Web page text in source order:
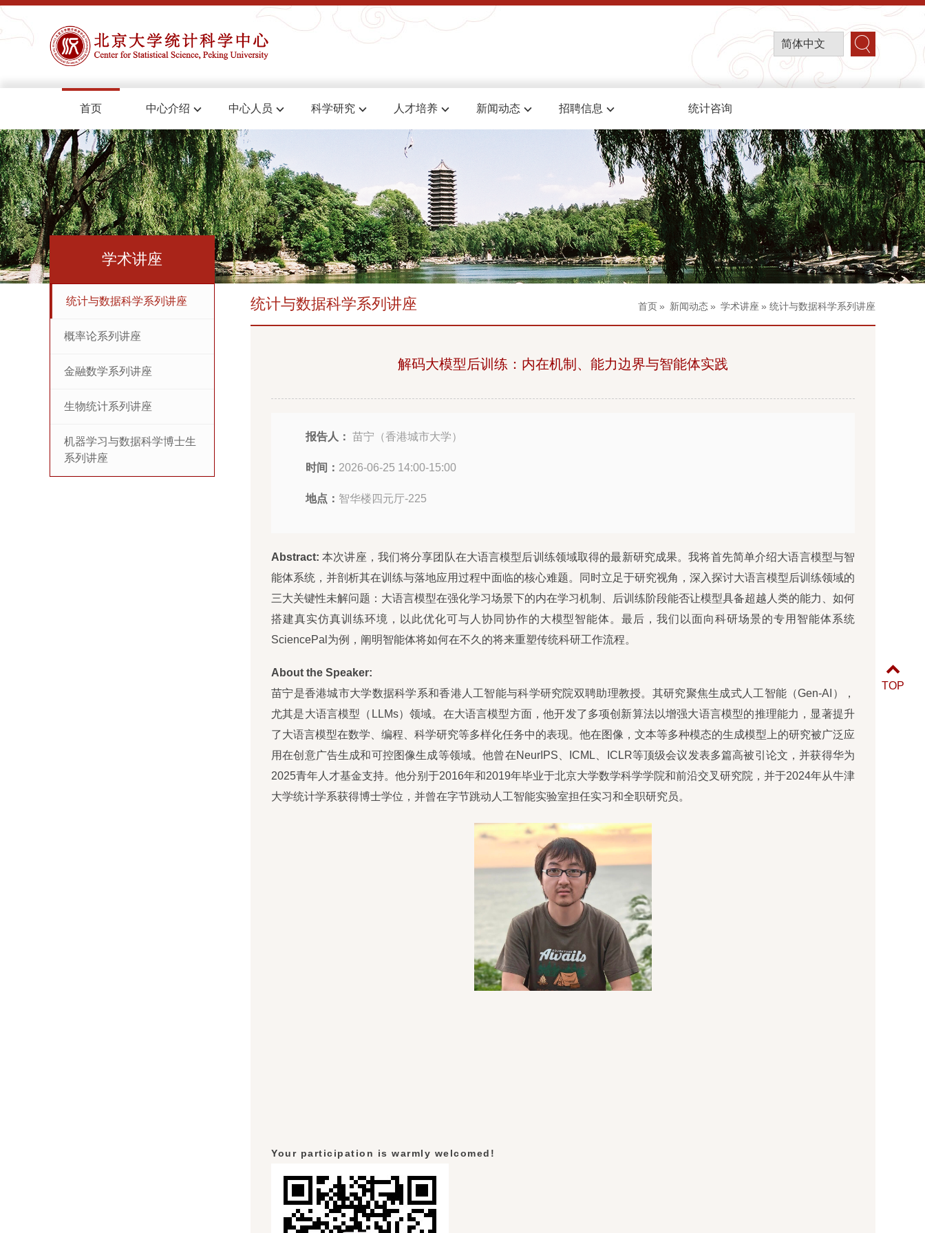
简体中文
首页 中心介绍 中心人员 科学研究 人才培养 新闻动态 招聘信息 统计咨询
学术讲座
统计与数据科学系列讲座
概率论系列讲座
金融数学系列讲座
生物统计系列讲座
机器学习与数据科学博士生
系列讲座
首页» 新闻动态» 学术讲座 » 统计与数据科学系列讲座
统计与数据科学系列讲座
解码大模型后训练：内在机制、能力边界与智能体实践
报告人： 苗宁（香港城市大学）
时间： 2026-06-25 14:00-15:00
地点： 智华楼四元厅-225
Abstract:本次讲座，我们将分享团队在大语言模型后训练领域取得的最新研究成果。我将首先简单介绍大语言模型与智
能体系统，并剖析其在训练与落地应用过程中面临的核心难题。同时立足于研究视角，深入探讨大语言模型后训练领域的
三大关键性未解问题：大语言模型在强化学习场景下的内在学习机制、后训练阶段能否让模型具备超越人类的能力、如何
搭建真实仿真训练环境，以此优化可与人协同协作的大模型智能体。最后，我们以面向科研场景的专用智能体系统
SciencePal为例，阐明智能体将如何在不久的将来重塑传统科研工作流程。
About the Speaker:
苗宁是香港城市大学数据科学系和香港人工智能与科学研究院双聘助理教授。其研究聚焦生成式人工智能（Gen-AI），
尤其是大语言模型（ LLMs）领域。在大语言模型方面，他开发了多项创新算法以增强大语言模型的推理能力，显著提升
了大语言模型在数学、编程、科学研究等多样化任务中的表现。他在图像，文本等多种模态的生成模型上的研究被广泛应
用在创意广告生成和可控图像生成等领域。他曾在NeurIPS、ICML、ICLR等顶级会议发表多篇高被引论文，并获得华为
2025青年人才基金支持。他分别于2016年和2019年毕业于北京大学数学科学学院和前沿交叉研究院，并于2024年从牛津
大学统计学系获得博士学位，并曾在字节跳动人工智能实验室担任实习和全职研究员。
Your participation is warmly welcomed!
TOP